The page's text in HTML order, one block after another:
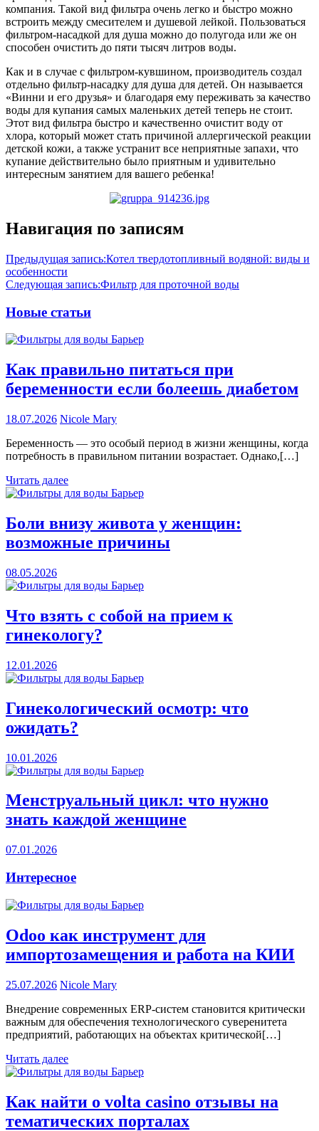
компания. Такой вид фильтра очень легко и быстро можно
встроить между смесителем и душевой лейкой. Пользоваться
фильтром-насадкой для душа можно до полугода или же он
способен очистить до пяти тысяч литров воды.
Как и в случае с фильтром-кувшином, производитель создал
отдельно фильтр-насадку для душа для детей. Он называется
«Винни и его друзья» и благодаря ему переживать за качество
воды для купания самых маленьких детей теперь не стоит.
Этот вид фильтра быстро и качественно очистит воду от
хлора, который может стать причиной аллергической реакции
детской кожи, а также устранит все неприятные запахи, что
купание действительно было приятным и удивительно
интересным занятием для вашего ребенка!
Навигация по записям
Предыдущая запись:Котел твердотопливный водяной: виды и
особенности
Следующая запись:Фильтр для проточной воды
Новые статьи
Как правильно питаться при
беременности если болеешь диабетом
18.07.2026 Nicole Mary
Беременность — это особый период в жизни женщины, когда
потребность в правильном питании возрастает. Однако,[…]
Читать далее
Боли внизу живота у женщин:
возможные причины
08.05.2026
Что взять с собой на прием к
гинекологу?
12.01.2026
Гинекологический осмотр: что
ожидать?
10.01.2026
Менструальный цикл: что нужно
знать каждой женщине
07.01.2026
Интересное
Odoo как инструмент для
импортозамещения и работа на КИИ
25.07.2026 Nicole Mary
Внедрение современных ERP-систем становится критически
важным для обеспечения технологического суверенитета
предприятий, работающих на объектах критической[…]
Читать далее
Как найти о volta casino отзывы на
тематических порталах